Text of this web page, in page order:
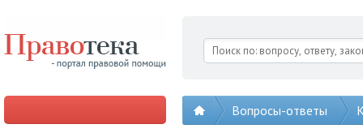
Вопросы-ответы